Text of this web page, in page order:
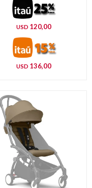
USD 120,00
USD 136,00